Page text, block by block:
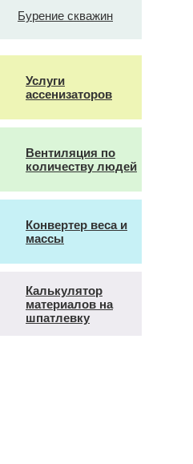
Бурение скважин
Услуги
ассенизаторов
Вентиляция по
количеству людей
Конвертер веса и
массы
Калькулятор
материалов на
шпатлевку